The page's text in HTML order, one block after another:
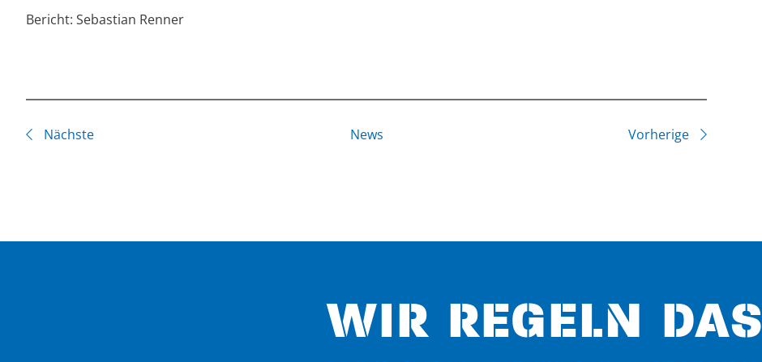
Bericht: Sebastian Renner
Nächste News Vorherige
WIR REGELN DAS